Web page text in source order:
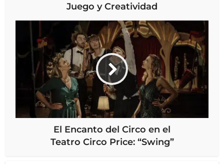
Juego y Creatividad
El Encanto del Circo en el
Teatro Circo Price: “Swing”